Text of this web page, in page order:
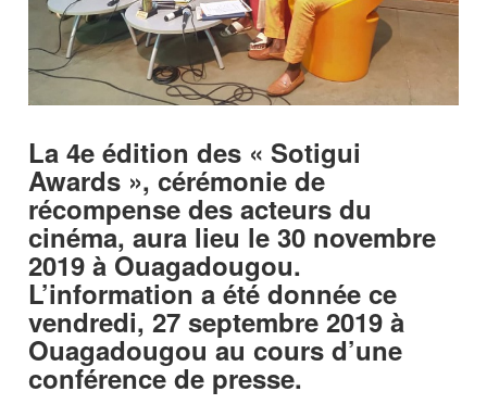
La 4e édition des « Sotigui
Awards », cérémonie de
récompense des acteurs du
cinéma, aura lieu le 30 novembre
2019 à Ouagadougou.
L’information a été donnée ce
vendredi, 27 septembre 2019 à
Ouagadougou au cours d’une
conférence de presse.